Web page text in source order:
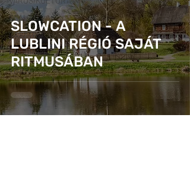
CSALÁD
GASZTRO
PROGRAM
VIDEÓ
SLOWCATION - A
LUBLINI RÉGIÓ SAJÁT
RITMUSÁBAN